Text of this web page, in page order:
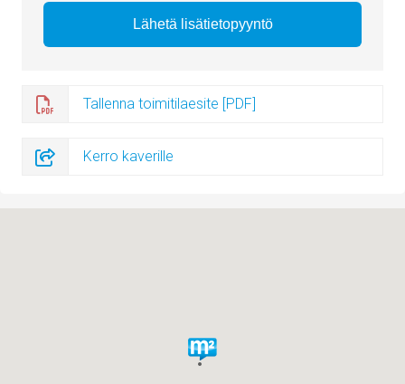
Tallenna toimitilaesite [PDF]
Kerro kaverille